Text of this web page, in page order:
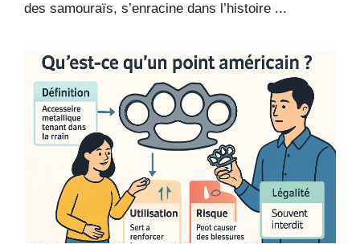
des samouraïs, s’enracine dans l’histoire ...